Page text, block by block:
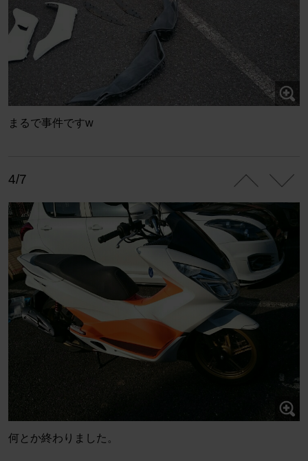
まるで事件ですw
4/7
何とか終わりました。